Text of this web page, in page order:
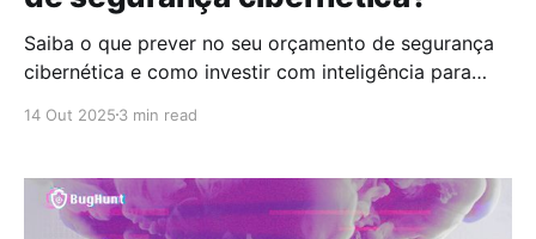
Saiba o que prever no seu orçamento de segurança
cibernética e como investir com inteligência para
14 Out 2025 3 min read